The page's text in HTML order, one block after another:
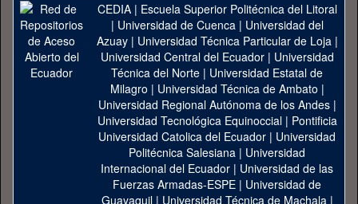
CEDIA| Escuela Superior Politécnica del Litoral
| Universidad de Cuenca| Universidad del
Azuay| Universidad Técnica Particular de Loja|
Universidad Central del Ecuador| Universidad
Técnica del Norte | Universidad Estatal de
Milagro | Universidad Técnica de Ambato |
Universidad Regional Autónoma de los Andes|
Universidad Tecnológica Equinoccial| Pontificia
Universidad Catolica del Ecuador | Universidad
Politécnica Salesiana | Universidad
Internacional del Ecuador | Universidad de las
Fuerzas Armadas-ESPE | Universidad de
Guayaquil| Universidad Técnica de Machala|